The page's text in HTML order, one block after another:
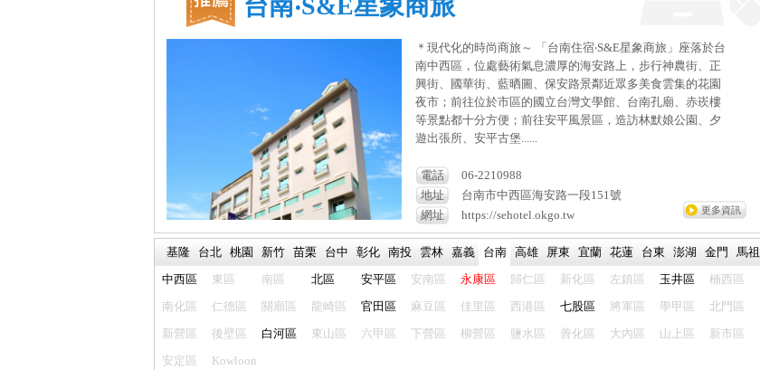
台南‧S&E星象商旅
＊現代化的時尚商旅～ 「台南住宿‧S&E星象商旅」座落於台
南中西區，位處藝術氣息濃厚的海安路上，步行神農街、正
興街、國華街、藍晒圖、保安路景鄰近眾多美食雲集的花園
夜市；前往位於市區的國立台灣文學館、台南孔廟、赤崁樓
等景點都十分方便；前往安平風景區，造訪林默娘公園、夕
遊出張所、安平古堡......
電話
06-2210988
地址
台南市中西區海安路一段151號
網址
https://sehotel.okgo.tw 更多資訊
基隆 台北 桃園 新竹 苗栗 台中 彰化 南投 雲林 嘉義 台南 高雄 屏東 宜蘭 花蓮 台東 澎湖 金門
馬祖
中西區
東區 南區 北區 安平區 安南區 永康區 歸仁區 新化區 左鎮區 玉井區
楠西區
南化區
仁德區 關廟區 龍崎區 官田區 麻豆區 佳里區 西港區 七股區 將軍區 學甲區
北門區
新營區
後壁區 白河區 東山區 六甲區 下營區 柳營區 鹽水區 善化區 大內區 山上區
新市區
安定區
Kowloon